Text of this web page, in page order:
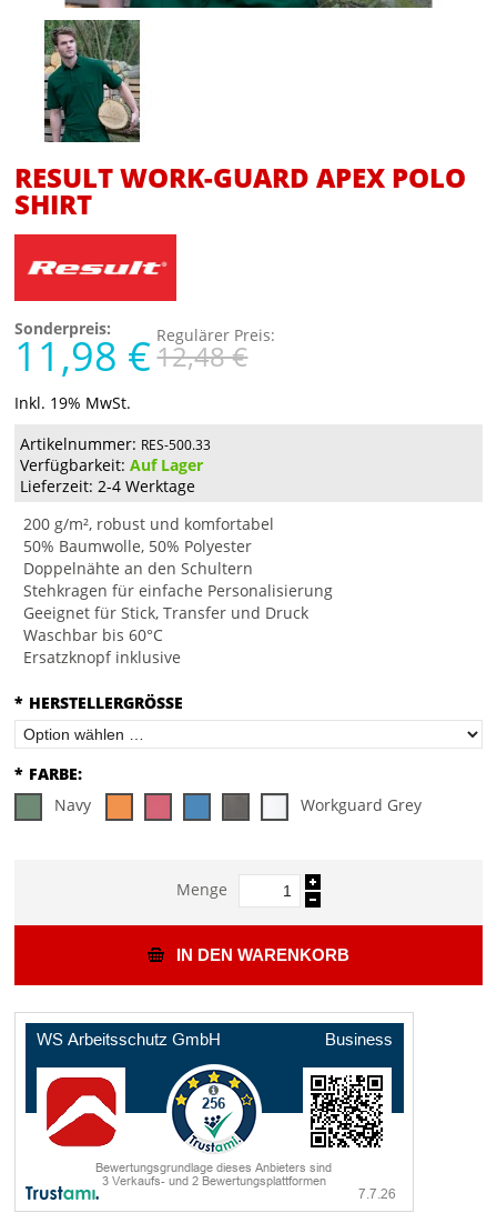
RESULT WORK-GUARD APEX POLO
SHIRT
Sonderpreis:
11,98 € Regulärer Preis:
12,48 €
Inkl. 19% MwSt.
Artikelnummer: RES-500.33
Verfügbarkeit:Auf Lager
Lieferzeit: 2-4 Werktage
200 g/m², robust und komfortabel
50% Baumwolle, 50% Polyester
Doppelnähte an den Schultern
Stehkragen für einfache Personalisierung
Geeignet für Stick, Transfer und Druck
Waschbar bis 60°C
Ersatzknopf inklusive
* HERSTELLERGRÖSSE
* FARBE:
Navy
Workguard Grey
Menge
IN DEN WARENKORB